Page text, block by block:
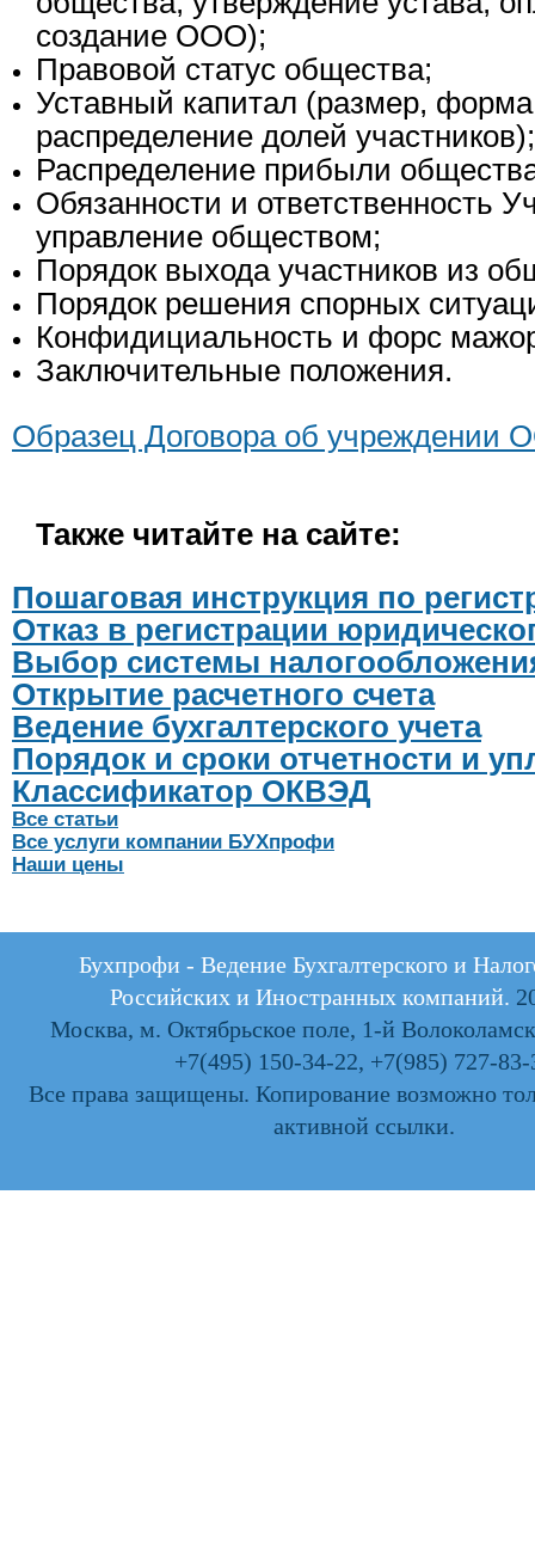
создание ООО);
Правовой статус общества;
Уставный капитал (размер,
распределение долей участников);
Распределение прибыли
Обязанности и ответственность
управление обществом;
Порядок выхода участников из
Порядок решения спорных
Конфидициальность и форс
Заключительные положения.
Образец Договора об учреждении
Также читайте на сайте:
Пошаговая инструкция по
Отказ в регистрации
Выбор системы
Открытие расчетного счета
Ведение бухгалтерского учета
Порядок и сроки отчетности и
Классификатор ОКВЭД
Все статьи
Все услуги компании БУХпрофи
Наши цены
Бухпрофи - Ведение Бухгалтерского и
Российских и Иностранных компаний.
Москва, м. Октябрьское поле, 1-й
+7(495) 150-34-22, +7(985) 727-83-
Все права защищены. Копирование возможно
активной ссылки.